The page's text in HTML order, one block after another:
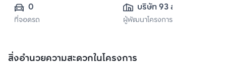
0
ที่จอดรถ
บริษัท 93 สุขุมวิท
สวีท จำกัด
ผู้พัฒนาโครงการ
สิ่งอำนวยความสะดวกในโครงการ